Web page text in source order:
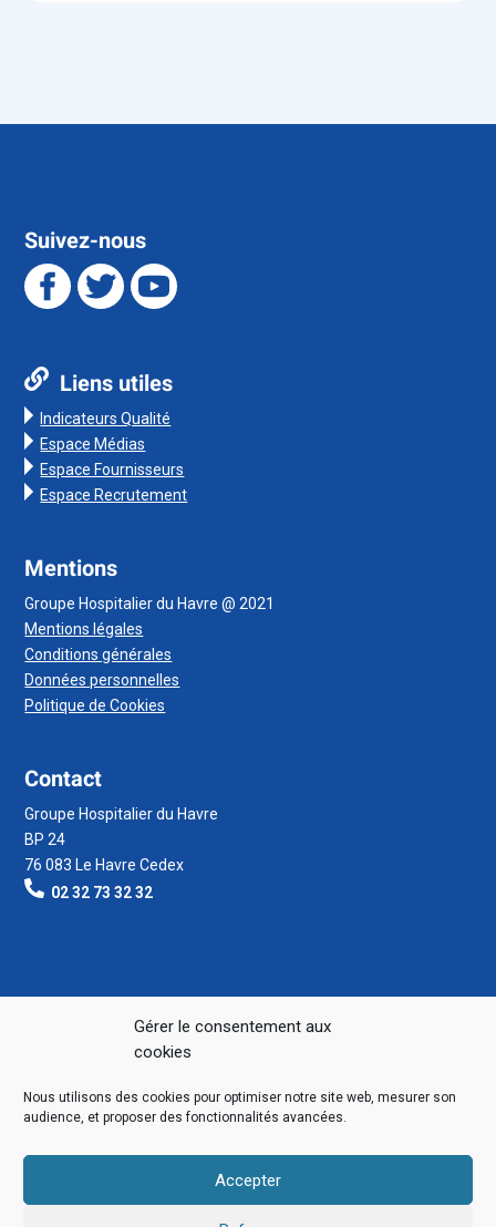
Gérer le consentement aux
cookies
Nous utilisons des cookies pour optimiser notre site web, mesurer son
audience, et proposer des fonctionnalités avancées.
Accepter
Suivez-nous
Liens utiles
Indicateurs Qualité
Espace Médias
Espace Fournisseurs
Espace Recrutement
Mentions
Groupe Hospitalier du Havre @ 2021
Mentions légales
Conditions générales
Données personnelles
Politique de Cookies
Contact
Groupe Hospitalier du Havre
BP 24
76 083 Le Havre Cedex
02 32 73 32 32